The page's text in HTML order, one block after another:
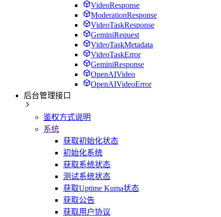
VideoResponse
ModerationResponse
VideoTaskResponse
GeminiRequest
VideoTaskMetadata
VideoTaskError
GeminiResponse
OpenAIVideo
OpenAIVideoError
后台管理接口
鉴权方式说明
系统
获取初始化状态
初始化系统
获取系统状态
测试系统状态
获取Uptime Kuma状态
获取公告
获取用户协议